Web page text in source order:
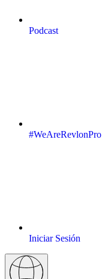
Podcast
#WeAreRevlonPro
Iniciar Sesión